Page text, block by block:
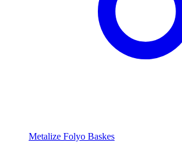
Metalize Folyo Baskes